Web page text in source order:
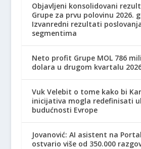
Objavljeni konsolidovani
Grupe za prvu polovinu 2026.
Izvanredni rezultati
segmentima
Neto profit Grupe MOL 786
dolara u drugom kvartalu
Vuk Velebit o tome kako bi
inicijativa mogla redefinisati
budućnosti Evrope
Jovanović: AI asistent na
ostvario više od 350.000